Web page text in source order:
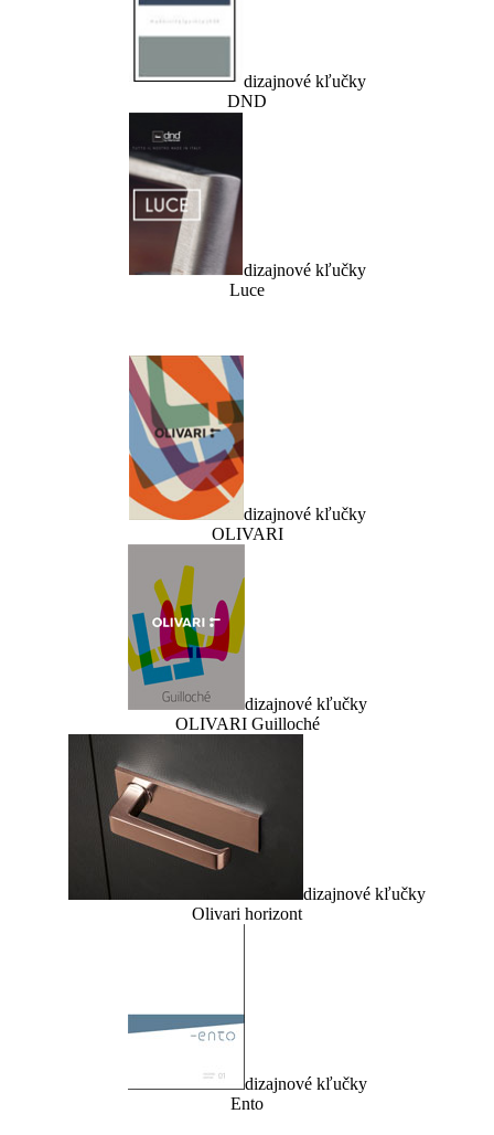
dizajnové kľučky
DND
dizajnové kľučky
Luce
dizajnové kľučky
OLIVARI
dizajnové kľučky
OLIVARI Guilloché
dizajnové kľučky
Olivari horizont
dizajnové kľučky
Ento